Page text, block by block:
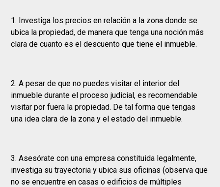
1. Investiga los precios en relación a la zona donde se
ubica la propiedad, de manera que tenga una noción más
clara de cuanto es el descuento que tiene el inmueble.
2. A pesar de que no puedes visitar el interior del
inmueble durante el proceso judicial, es recomendable
visitar por fuera la propiedad. De tal forma que tengas
una idea clara de la zona y el estado del inmueble.
3. Asesórate con una empresa constituida legalmente,
investiga su trayectoria y ubica sus oficinas (observa que
no se encuentre en casas o edificios de múltiples